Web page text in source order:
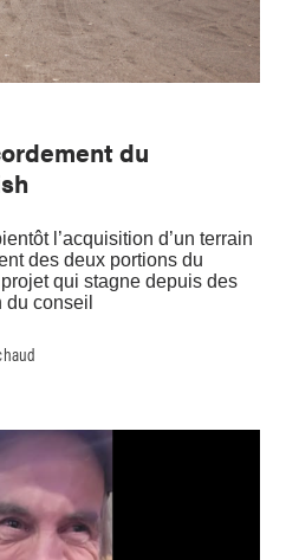
du
l’acquisition d’un terrain
des deux portions du
qui stagne depuis des
conseil